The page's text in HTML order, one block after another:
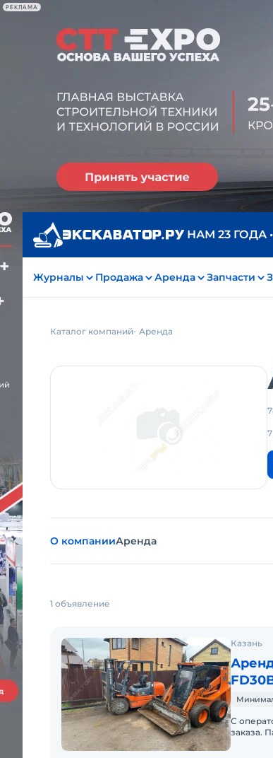
РЕКЛАМА
НАМ 23 ГОДА
Журналы Продажа Аренда Запчасти
Каталог компаний Аренда
О компанииАренда
1 объявление
Казань
С
заказа.